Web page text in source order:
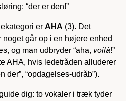
“der er den!”
er AHA (3). Det
noget går op i en højere enhed
og man udbryder “aha, voilà!”
AHA, hvis ledetråden alluderer
der”, “opdagelses-udråb”).
dig: to vokaler i træk tyder